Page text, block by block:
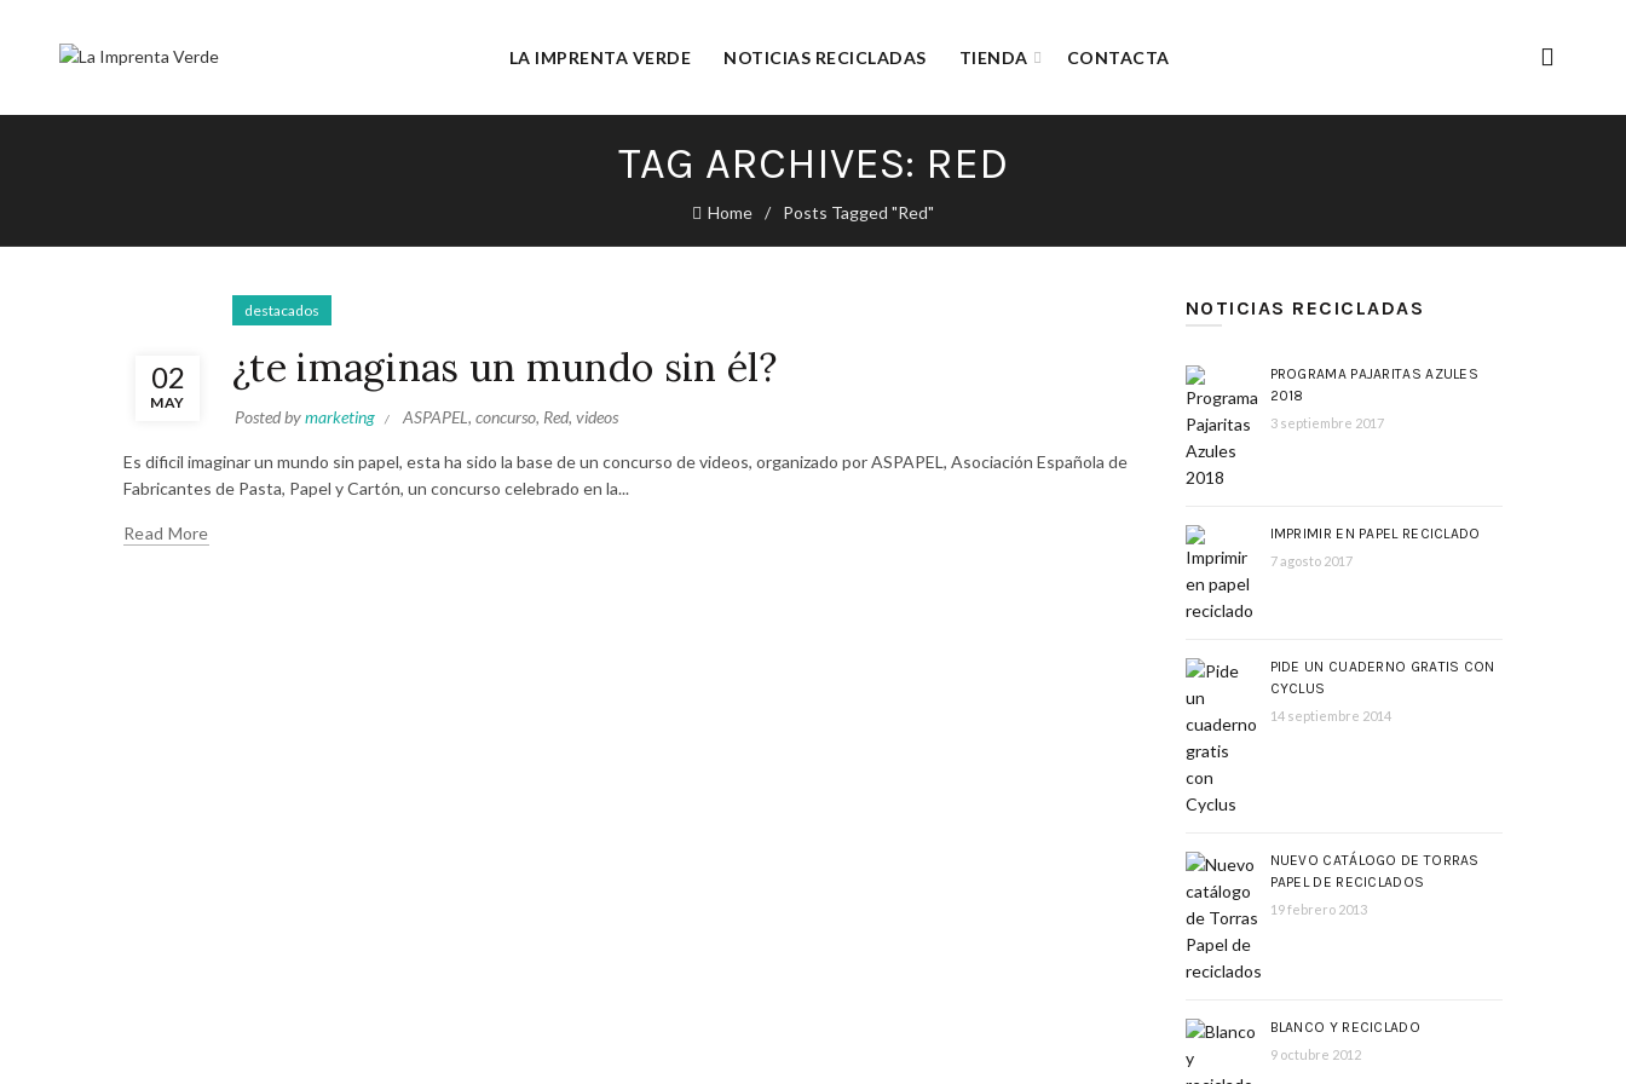
LA IMPRENTA VERDE NOTICIAS RECICLADAS TIENDA CONTACTA
TAG ARCHIVES: RED
Home Posts Tagged "Red"
02
MAY
destacados
¿te imaginas un mundo sin él?
Posted bymarketing ASPAPEL , concurso, Red, videos
Es dificil imaginar un mundo sin papel, esta ha sido la base de un concurso de videos, organizado por ASPAPEL, Asociación Española de
Fabricantes de Pasta, Papel y Cartón, un concurso celebrado en la...
Read More
NOTICIAS RECICLADAS
PROGRAMA PAJARITAS AZULES
2018
3 septiembre 2017
IMPRIMIR EN PAPEL RECICLADO
7 agosto 2017
PIDE UN CUADERNO GRATIS CON
CYCLUS
14 septiembre 2014
NUEVO CATÁLOGO DE TORRAS
PAPEL DE RECICLADOS
19 febrero 2013
BLANCO Y RECICLADO
9 octubre 2012